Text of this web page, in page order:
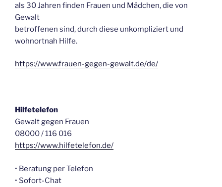
als 30 Jahren finden Frauen und Mädchen, die von
Gewalt
betroffenen sind, durch diese unkompliziert und
wohnortnah Hilfe.
https://www.frauen-gegen-gewalt.de/de/
Hilfetelefon
Gewalt gegen Frauen
08000 / 116 016
https://www.hilfetelefon.de/
• Beratung per Telefon
• Sofort-Chat